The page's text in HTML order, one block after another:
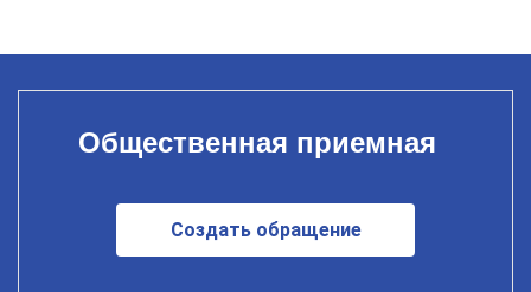
Общественная приемная
Создать обращение